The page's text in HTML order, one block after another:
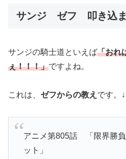
サンジ ゼフ 叩き込ま
サンジの騎士道といえば「おれ
ぇ！！！」ですよね。
これは、 ゼフからの教え です。↓
アニメ第805話 「限界勝
ット」